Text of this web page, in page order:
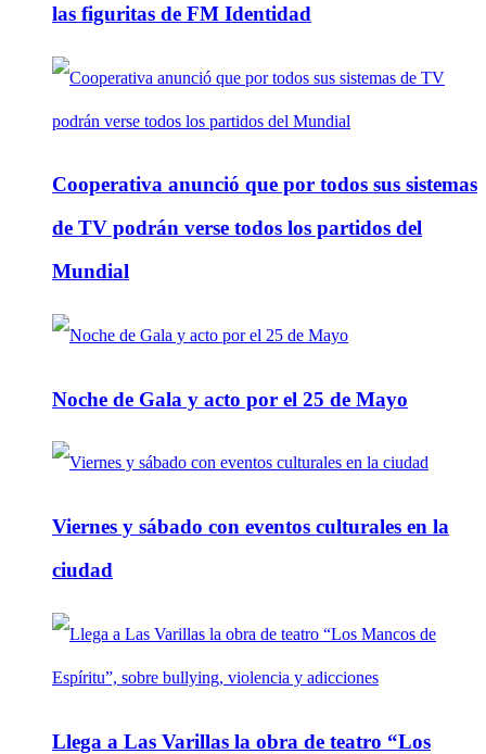
las figuritas de FM Identidad
Cooperativa anunció que por todos sus sistemas
de TV podrán verse todos los partidos del
Mundial
Noche de Gala y acto por el 25 de Mayo
Viernes y sábado con eventos culturales en la
ciudad
Llega a Las Varillas la obra de teatro “Los